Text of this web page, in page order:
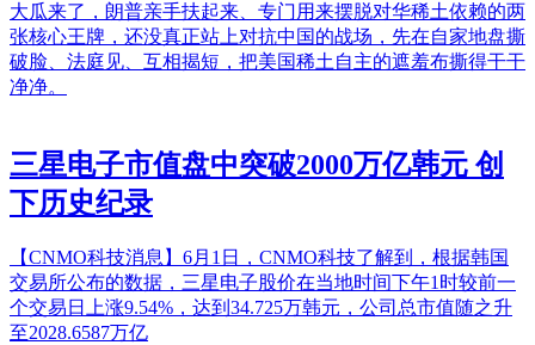
大瓜来了，朗普亲手扶起来、专门用来摆脱对华稀土依赖的两
张核心王牌，还没真正站上对抗中国的战场，先在自家地盘撕
破脸、法庭见、互相揭短，把美国稀土自主的遮羞布撕得干干
净净。
三星电子市值盘中突破2000万亿韩元 创
下历史纪录
【CNMO科技消息】6月1日，CNMO科技了解到，根据韩国
交易所公布的数据，三星电子股价在当地时间下午1时较前一
个交易日上涨9.54%，达到34.725万韩元，公司总市值随之升
至2028.6587万亿